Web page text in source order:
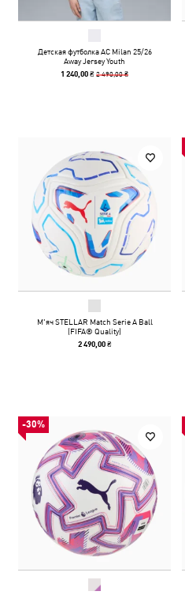
Детская футболка AC Milan 25/26
Away Jersey Youth
1 240,00 ₴2 490,00 ₴
М'яч STELLAR Match Serie A Ball
(FIFA® Quality)
2 490,00 ₴
-30%